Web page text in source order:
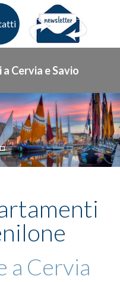
Cervia e Savio
a Cervia